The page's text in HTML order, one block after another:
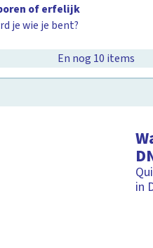
of erfelijk
je wie je bent?
En nog 10 items
in